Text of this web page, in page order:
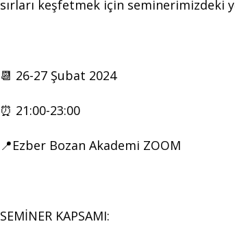
sırları keşfetmek için seminerimizdeki
📆 26-27 Şubat 2024
⏰ 21:00-23:00
📍Ezber Bozan Akademi ZOOM
SEMİNER KAPSAMI: